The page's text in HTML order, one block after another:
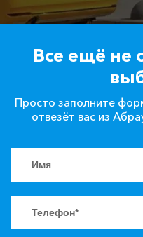
Все ещё не
Просто заполните
отвезёт вас из